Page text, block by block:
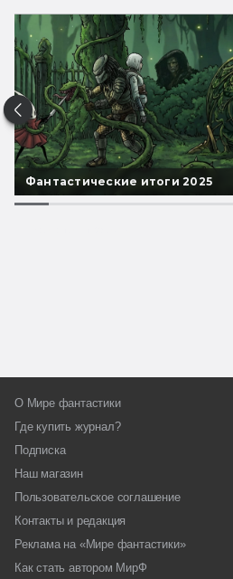
Фантастические итоги 2025
О Мире фантастики
Где купить журнал?
Подписка
Наш магазин
Пользовательское соглашение
Контакты и редакция
Реклама на «Мире фантастики»
Как стать автором МирФ